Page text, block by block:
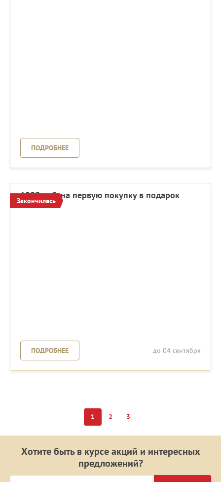
ПОДРОБНЕЕ
Закончилась
1000 руб. на первую покупку в подарок
ПОДРОБНЕЕ до 04 сентября
1 2 3
Хотите быть в курсе акций и интересных
предложений?